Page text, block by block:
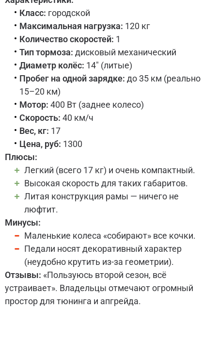
Класс: городской
Максимальная нагрузка: 120 кг
Количество скоростей: 1
Тип тормоза: дисковый механический
Диаметр колёс: 14" (литые)
Пробег на одной зарядке: до 35 км (реально
15–20 км)
Мотор: 400 Вт (заднее колесо)
Скорость: 40 км/ч
Вес, кг: 17
Цена, руб: 1300
Плюсы:
Легкий (всего 17 кг) и очень компактный.
Высокая скорость для таких габаритов.
Литая конструкция рамы — ничего не
люфтит.
Минусы:
Маленькие колеса «собирают» все кочки.
Педали носят декоративный характер
(неудобно крутить из-за геометрии).
Отзывы: «Пользуюсь второй сезон, всё
устраивает». Владельцы отмечают огромный
простор для тюнинга и апгрейда.